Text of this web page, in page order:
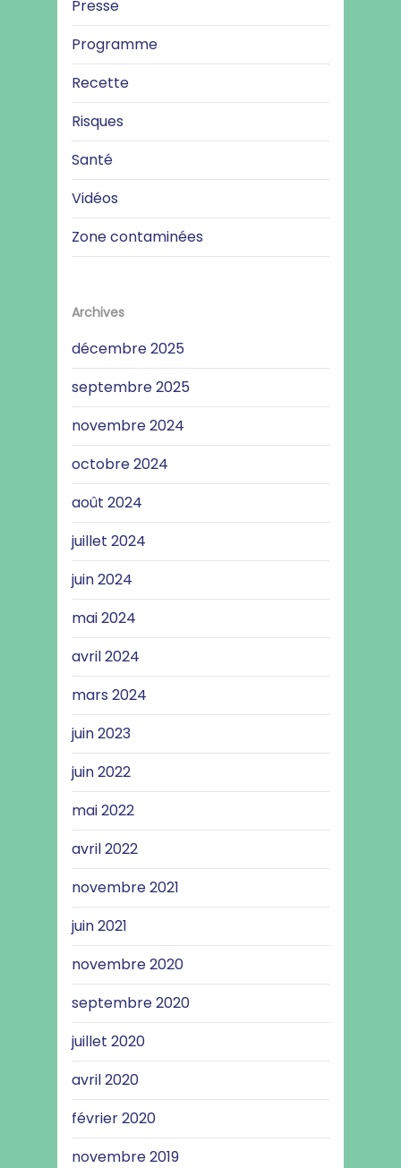
Presse
Programme
Recette
Risques
Santé
Vidéos
Zone contaminées
Archives
décembre 2025
septembre 2025
novembre 2024
octobre 2024
août 2024
juillet 2024
juin 2024
mai 2024
avril 2024
mars 2024
juin 2023
juin 2022
mai 2022
avril 2022
novembre 2021
juin 2021
novembre 2020
septembre 2020
juillet 2020
avril 2020
février 2020
novembre 2019